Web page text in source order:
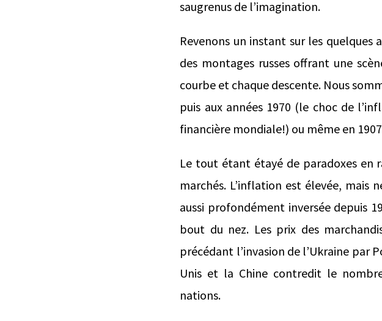
saugrenus de l’imagination.
Revenons un instant sur les quelques
des montages russes offrant une
courbe et chaque descente. Nous
puis aux années 1970 (le choc de
financière mondiale!) ou même en
Le tout étant étayé de paradoxes en
marchés. L’inflation est élevée, mais
aussi profondément inversée depuis
bout du nez. Les prix des
précédant l’invasion de l’Ukraine par
Unis et la Chine contredit le
nations.